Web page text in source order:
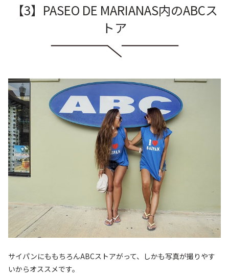
【3】PASEO DE MARIANAS内のABCス
トア
サイパンにももちろんABCストアがって、しかも写真が撮りやす
いからオススメです。